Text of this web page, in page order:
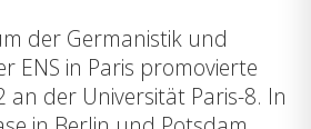
der Germanistik und
ENS in Paris promovierte
an der Universität Paris-8. In